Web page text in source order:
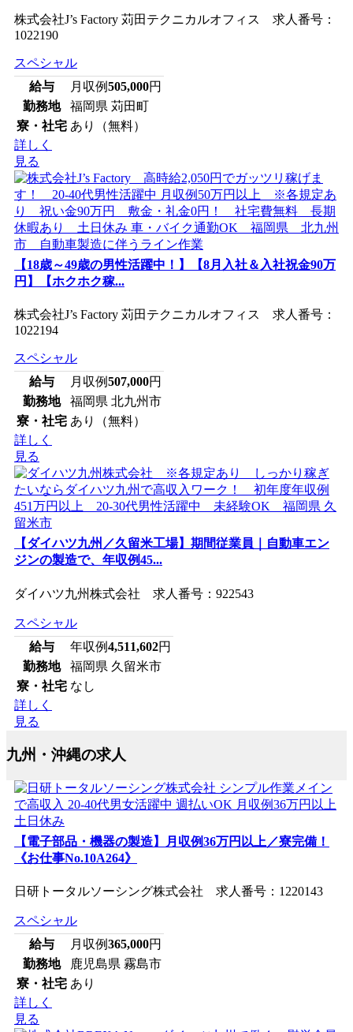
株式会社J’s Factory 苅田テクニカルオフィス 求人番号：
1022190
スペシャル
給与
月収例505,000円
勤務地
福岡県 苅田町
寮・社宅 あり（無料）
詳しく
見る
【18歳～49歳の男性活躍中！】【8月入社＆入社祝金90万
円】【ホクホク稼...
株式会社J’s Factory 苅田テクニカルオフィス 求人番号：
1022194
スペシャル
給与
月収例507,000円
勤務地
福岡県 北九州市
寮・社宅 あり（無料）
詳しく
見る
【ダイハツ九州／久留米工場】期間従業員｜自動車エン
ジンの製造で、年収例45...
ダイハツ九州株式会社 求人番号：922543
スペシャル
給与
年収例4,511,602円
勤務地
福岡県 久留米市
寮・社宅 なし
詳しく
見る
九州・沖縄の求人
【電子部品・機器の製造】月収例36万円以上／寮完備！
《お仕事No.10A264》
日研トータルソーシング株式会社 求人番号：1220143
スペシャル
給与
月収例365,000円
勤務地
鹿児島県 霧島市
寮・社宅 あり
詳しく
見る